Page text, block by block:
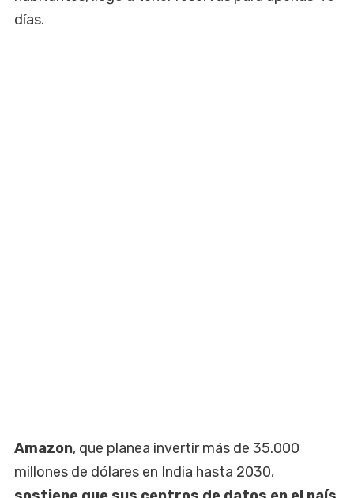
días.
Amazon, que planea invertir más de 35.000
millones de dólares en India hasta 2030,